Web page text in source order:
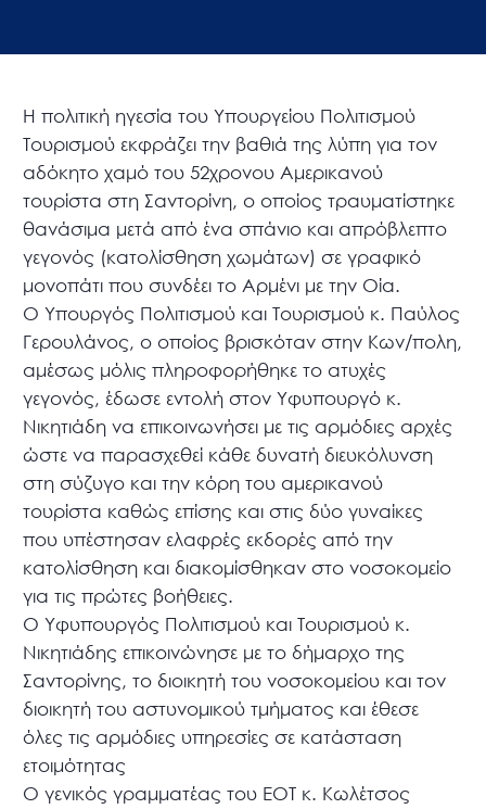
Η πολιτική ηγεσία του Υπουργείου Πολιτισμού
Τουρισμού εκφράζει την βαθιά της λύπη για τον
αδόκητο χαμό του 52χρονου Αμερικανού
τουρίστα στη Σαντορίνη, ο οποίος τραυματίστηκε
θανάσιμα μετά από ένα σπάνιο και απρόβλεπτο
γεγονός (κατολίσθηση χωμάτων) σε γραφικό
μονοπάτι που συνδέει το Αρμένι με την Οία.
Ο Υπουργός Πολιτισμού και Τουρισμού κ. Παύλος
Γερουλάνος, ο οποίος βρισκόταν στην Κων/πολη,
αμέσως μόλις πληροφορήθηκε το ατυχές
γεγονός, έδωσε εντολή στον Υφυπουργό κ.
Νικητιάδη να επικοινωνήσει με τις αρμόδιες αρχές
ώστε να παρασχεθεί κάθε δυνατή διευκόλυνση
στη σύζυγο και την κόρη του αμερικανού
τουρίστα καθώς επίσης και στις δύο γυναίκες
που υπέστησαν ελαφρές εκδορές από την
κατολίσθηση και διακομίσθηκαν στο νοσοκομείο
για τις πρώτες βοήθειες.
Ο Υφυπουργός Πολιτισμού και Τουρισμού κ.
Νικητιάδης επικοινώνησε με το δήμαρχο της
Σαντορίνης, το διοικητή του νοσοκομείου και τον
διοικητή του αστυνομικού τμήματος και έθεσε
όλες τις αρμόδιες υπηρεσίες σε κατάσταση
ετοιμότητας
Ο γενικός γραμματέας του ΕΟΤ κ. Κωλέτσος